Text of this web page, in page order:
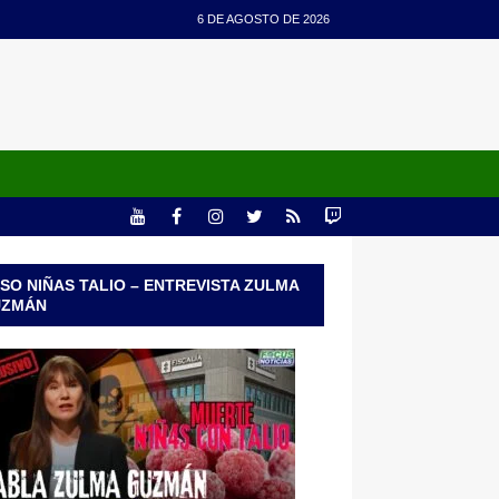
6 DE AGOSTO DE 2026
NIÑAS TALIO – ENTREVISTA ZULMA